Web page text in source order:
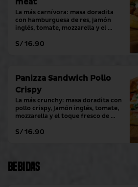
La más carnívora: masa doradita
con hamburguesa de res, jamón
inglés, tomate, mozzarella y el
S/ 16.90
Panizza Sandwich Pollo
Crispy
La más crunchy: masa doradita con
pollo crispy, jamón inglés, tomate,
mozzarella y el toque fresco de
S/ 16.90
Bebidas